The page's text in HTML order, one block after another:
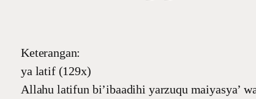
Keterangan:
ya latif (129x)
Allahu latifun bi’ibaadihi yarzuqu maiyasya’